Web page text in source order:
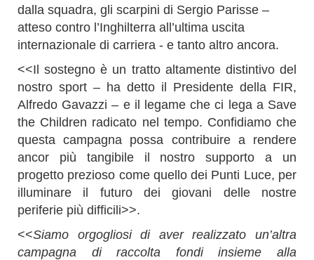
dalla squadra, gli scarpini di Sergio Parisse –
atteso contro l’Inghilterra all’ultima uscita
internazionale di carriera - e tanto altro ancora.
<<Il sostegno è un tratto altamente distintivo del
nostro sport – ha detto il Presidente della FIR,
Alfredo Gavazzi – e il legame che ci lega a Save
the Children radicato nel tempo. Confidiamo che
questa campagna possa contribuire a rendere
ancor più tangibile il nostro supporto a un
progetto prezioso come quello dei Punti Luce, per
illuminare il futuro dei giovani delle nostre
periferie più difficili>>.
<<Siamo orgogliosi di aver realizzato un’altra
campagna di raccolta fondi insieme alla